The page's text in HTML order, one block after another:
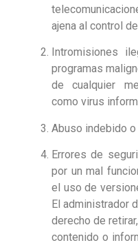
ajena al control
Intromisiones
programas
de cualquier
como virus
Abuso indebido o
Errores de
por un mal
el uso de
El administrador
derecho de
contenido o